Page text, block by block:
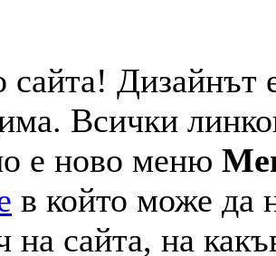
Дизайнът
Всички
е ново меню
в който може да
на сайта, на